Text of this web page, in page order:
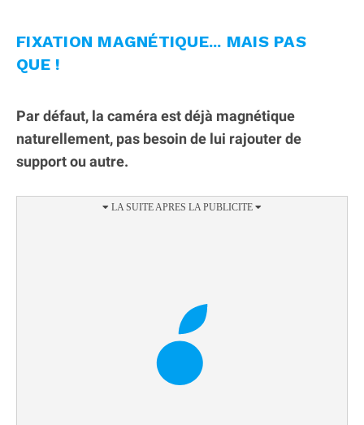
FIXATION MAGNÉTIQUE... MAIS PAS
QUE !
Par défaut, la caméra est déjà magnétique
naturellement, pas besoin de lui rajouter de
support ou autre.